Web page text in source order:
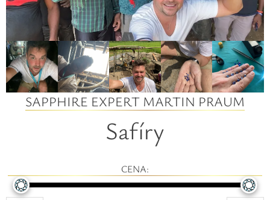
Opravy šperků
Opravy hodinek
Diamanty
Rubíny
Safíry
GLI oceňování
SAPPHIRE EXPERT MARTIN PRAUM
Safíry
CENA: